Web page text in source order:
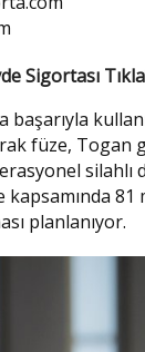
Sigortası
füze,
silahlı
81
planlanıyor.